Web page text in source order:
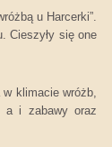
u Harcerki”.
Cieszyły się one
w klimacie wróżb,
a i zabawy oraz